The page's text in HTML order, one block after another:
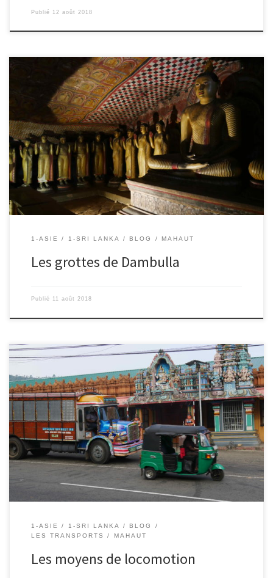
Publié 12 août 2018
11/08/2018 – Mahaut Aujourd’hui c’était moi le guide, car en
devoir j’ai préparé un exposé sur la visite des grottes. 1 siècle
avant J.C. Il y a eu un roi qui a fait la guerre avec les armées
tamoules, il a perdu et a été chassé de son trône. Il […]
1-ASIE 1-SRI LANKA BLOG MAHAUT
Les grottes de Dambulla
Publié 11 août 2018
11/08/2018 – Mahaut Ici il y a beaucoup de tuk tuks. C’est une
moto avec à l’arrière une banquette recouverte d’un toit et un
petit coffre. On peut monter à quatre à l’arrière. Ils servent de taxi
souvent. La course est souvent de 200 à 300 roupies, c’est à dire
[…]
1-ASIE 1-SRI LANKA
BLOG
LES TRANSPORTS
MAHAUT
Les moyens de locomotion